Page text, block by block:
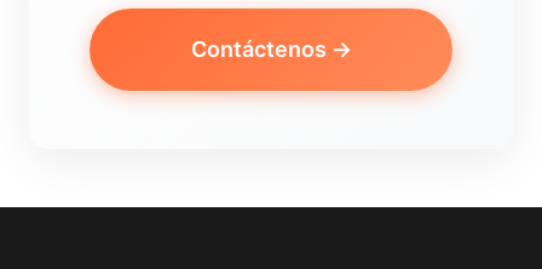
Contáctenos →